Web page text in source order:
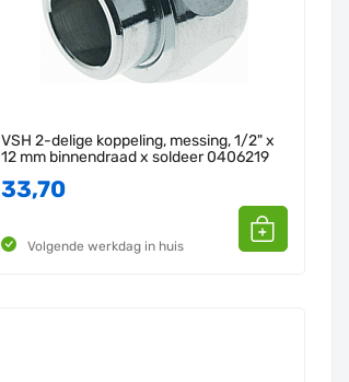
VSH 2-delige koppeling, messing, 1/2" x
12 mm binnendraad x soldeer 0406219
33,70
Volgende werkdag in huis